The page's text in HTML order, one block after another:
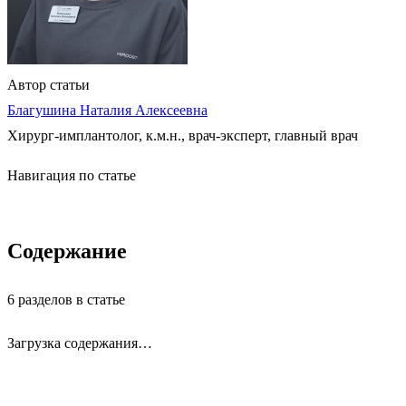
Автор статьи
Благушина Наталия Алексеевна
Хирург-имплантолог, к.м.н., врач-эксперт, главный врач
Навигация по статье
Содержание
6 разделов в статье
Загрузка содержания…